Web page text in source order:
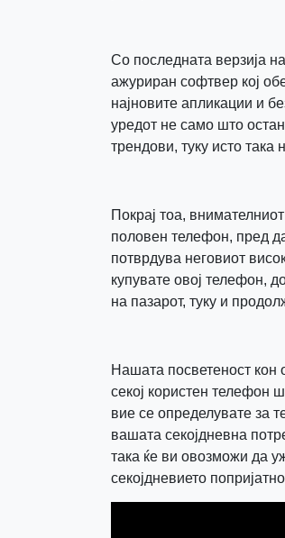
Со последната верзија
ажуриран софтвер кој
најновите апликации и
уредот не само што
трендови, туку исто така
Покрај тоа,
половен телефон, пред
потврдува неговиот
купувате овој телефон,
на пазарот, туку и
Нашата посветеност кон
секој користен телефон
вие се определувате за
вашата секојдневна
така ќе ви овозможи да
секојдневието